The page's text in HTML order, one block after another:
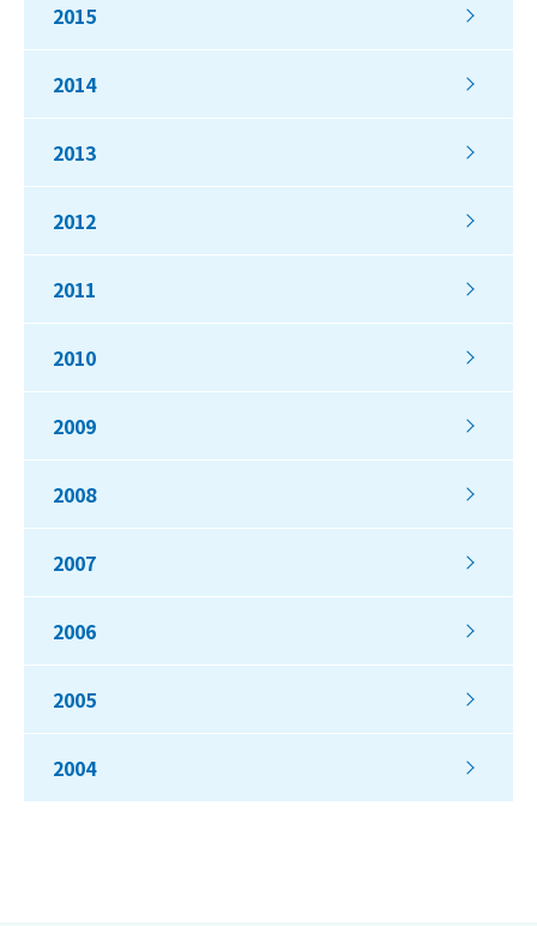
2015
2014
2013
2012
2011
2010
2009
2008
2007
2006
2005
2004